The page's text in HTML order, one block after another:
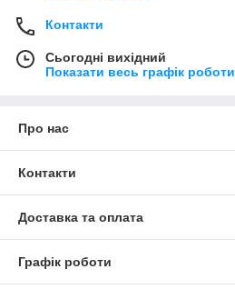
Контакти
Сьогодні вихідний
Показати весь графік роботи
Про нас
Контакти
Доставка та оплата
Графік роботи